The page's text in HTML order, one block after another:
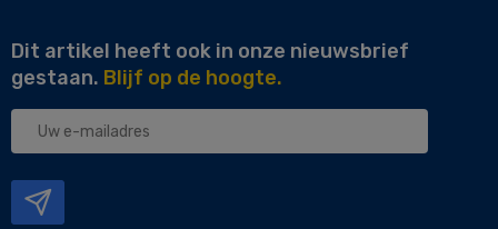
Dit artikel heeft ook in onze nieuwsbrief
gestaan. Blijf op de hoogte.
Uw